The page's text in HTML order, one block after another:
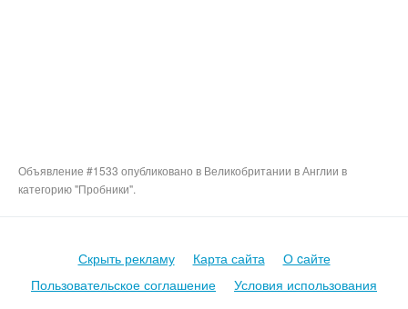
Объявление #1533 опубликовано в Великобритании в Англии в
категорию "Пробники".
Скрыть рекламу Карта сайта
О cайте
Пользовательское соглашение
Условия использования